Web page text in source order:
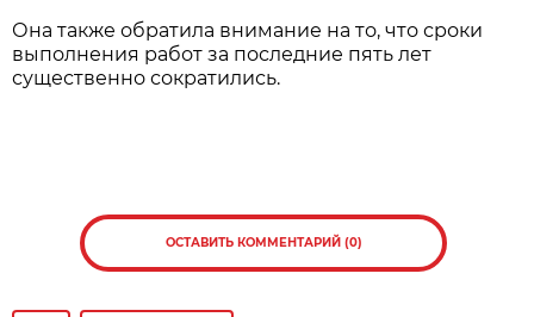
Она также обратила внимание на то, что сроки
выполнения работ за последние пять лет
существенно сократились.
ОСТАВИТЬ КОММЕНТАРИЙ (0)